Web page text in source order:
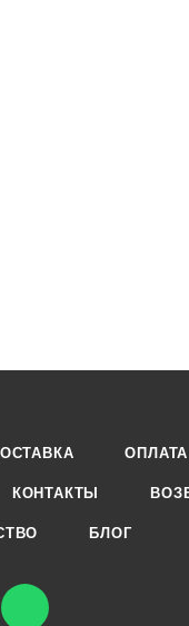
ОПЛАТА
КОНТАКТЫ
БЛОГ